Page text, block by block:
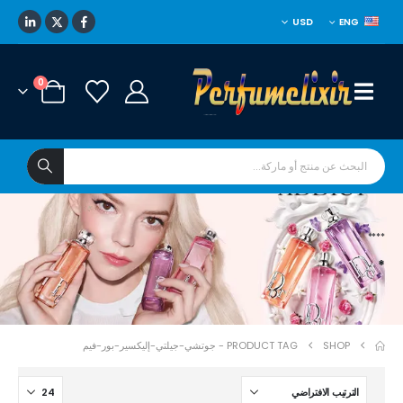
ENG
USD
0
****
*
SHOP
PRODUCT TAG - جوتشي-جيلتي-إليكسير-بور-فيم